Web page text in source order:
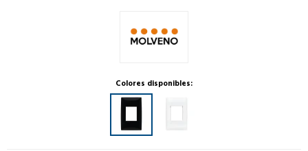
Colores disponibles: